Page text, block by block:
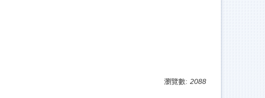
瀏覽數: 2088